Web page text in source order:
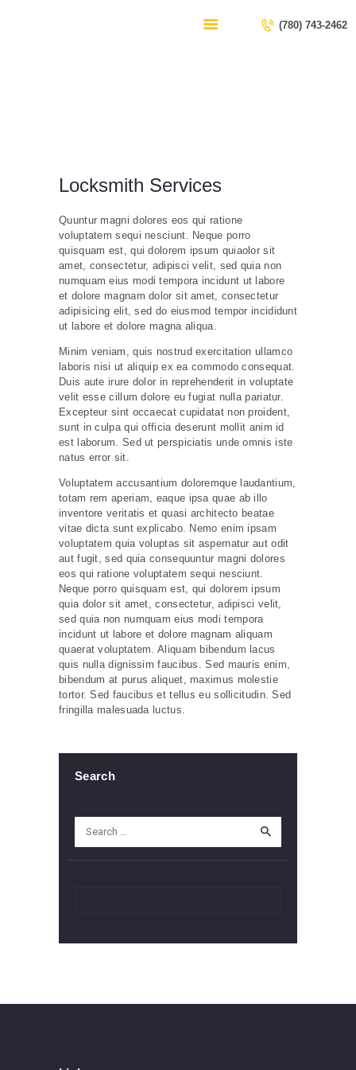
(780) 743-2462
Locksmith Services
Quuntur magni dolores eos qui ratione
voluptatem sequi nesciunt. Neque porro
quisquam est, qui dolorem ipsum quiaolor sit
amet, consectetur, adipisci velit, sed quia non
numquam eius modi tempora incidunt ut labore
et dolore magnam dolor sit amet, consectetur
adipisicing elit, sed do eiusmod tempor incididunt
ut labore et dolore magna aliqua.
Minim veniam, quis nostrud exercitation ullamco
laboris nisi ut aliquip ex ea commodo consequat.
Duis aute irure dolor in reprehenderit in voluptate
velit esse cillum dolore eu fugiat nulla pariatur.
Excepteur sint occaecat cupidatat non proident,
sunt in culpa qui officia deserunt mollit anim id
est laborum. Sed ut perspiciatis unde omnis iste
natus error sit.
Voluptatem accusantium doloremque laudantium,
totam rem aperiam, eaque ipsa quae ab illo
inventore veritatis et quasi architecto beatae
vitae dicta sunt explicabo. Nemo enim ipsam
voluptatem quia voluptas sit aspernatur aut odit
aut fugit, sed quia consequuntur magni dolores
eos qui ratione voluptatem sequi nesciunt.
Neque porro quisquam est, qui dolorem ipsum
quia dolor sit amet, consectetur, adipisci velit,
sed quia non numquam eius modi tempora
incidunt ut labore et dolore magnam aliquam
quaerat voluptatem. Aliquam bibendum lacus
quis nulla dignissim faucibus. Sed mauris enim,
bibendum at purus aliquet, maximus molestie
tortor. Sed faucibus et tellus eu sollicitudin. Sed
fringilla malesuada luctus.
Search